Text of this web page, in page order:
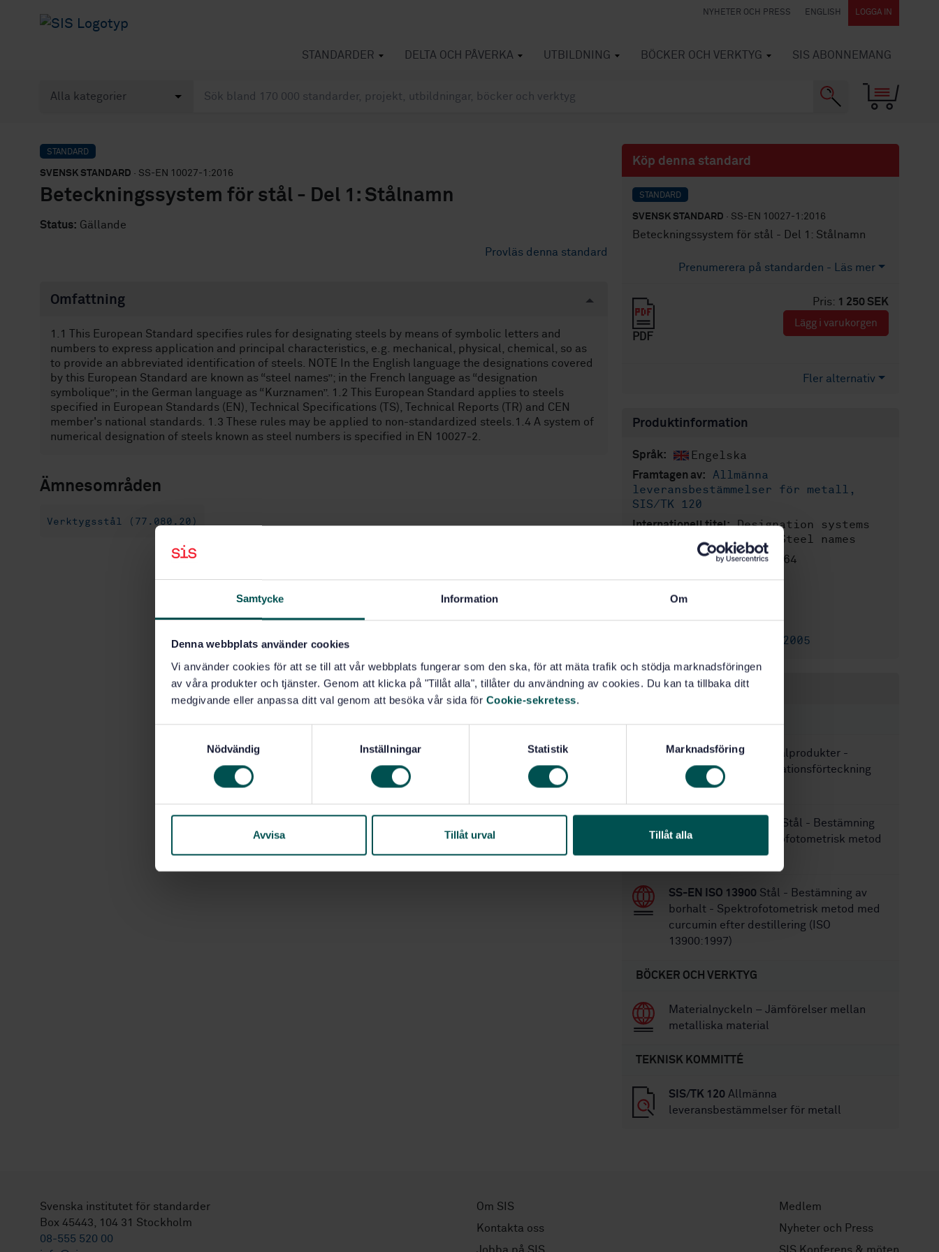
Samtycke Information Om
Denna webbplats använder cookies
Vi använder cookies för att se till att vår webbplats fungerar som den ska, för att mäta trafik och stödja marknadsföringen
av våra produkter och tjänster. Genom att klicka på "Tillåt alla", tillåter du användning av cookies. Du kan ta tillbaka ditt
medgivande eller anpassa ditt val genom att besöka vår sida för Cookie-sekretess.
s
Nödvändig Inställningar Statistik Marknadsföring
Avvisa Tillåt urval Tillåt alla
NYHETER OCH PRESS ENGLISH LOGGA IN
STANDARDER DELTA OCH PÅVERKA UTBILDNING BÖCKER OCH VERKTYG SIS ABONNEMANG
STANDARD
SVENSK STANDARD · SS-EN 10027-1:2016
Beteckningssystem för stål - Del 1: Stålnamn
Status: Gällande
Provläs denna standard
Omfattning
1.1 This European Standard specifies rules for designating steels by means of symbolic letters and
numbers to express application and principal characteristics, e.g. mechanical, physical, chemical, so as
to provide an abbreviated identification of steels. NOTE In the English language the designations covered
by this European Standard are known as “steel names”; in the French language as “designation
symbolique”; in the German language as “Kurznamen”. 1.2 This European Standard applies to steels
specified in European Standards (EN), Technical Specifications (TS), Technical Reports (TR) and CEN
member's national standards. 1.3 These rules may be applied to non-standardized steels.1.4 A system of
numerical designation of steels known as steel numbers is specified in EN 10027-2.
Ämnesområden
Verktygsstål (77.080.20)
Köp denna standard
STANDARD
SVENSK STANDARD · SS-EN 10027-1:2016
Beteckningssystem för stål - Del 1: Stålnamn
Prenumerera på standarden - Läs mer
Pris: 1 250 SEK
PDF
Lägg i varukorgen
Fler alternativ
Produktinformation
Språk: Engelska
Framtagen av:
Allmänna
leveransbestämmelser för metall,
SIS/TK 120
Internationell titel:Designation systems
for steels - Part 1: Steel names
Artikelnummer: STD-8023264
Utgåva:3
Fastställd:
Antal sidor:40
SS-EN 10027-1:2005
Inom samma område
SS-EN 10168:2004
Stålprodukter -
Kontrollintyg - Informationsförteckning
och beskrivningar
Stål - Bestämning
av kvävehalt - Spektrofotometrisk metod
(ISO 4945:2018)
SS-EN ISO 13900 Stål - Bestämning av
borhalt - Spektrofotometrisk metod med
curcumin efter destillering (ISO
13900:1997)
BÖCKER OCH VERKTYG
Materialnyckeln – Jämförelser mellan
metalliska material
TEKNISK KOMMITTÉ
SIS/TK 120 Allmänna
leveransbestämmelser för metall
Svenska institutet för standarder
Box 45443, 104 31 Stockholm
08-555 520 00
Om SIS
Kontakta oss
Medlem
Nyheter och Press